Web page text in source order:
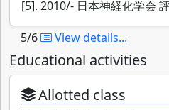
[5]. 2010/- 日本神経化学会
5/6 View details...
Educational activities
Allotted class